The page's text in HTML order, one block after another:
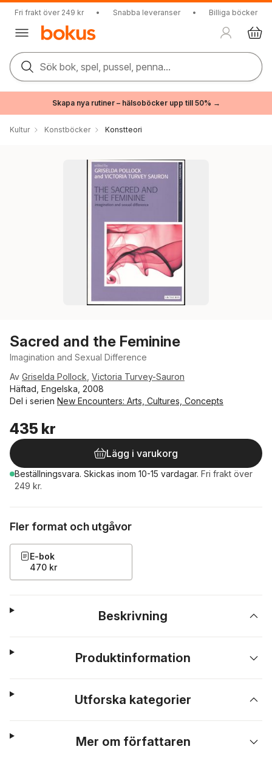
Fri frakt över 249 kr • Snabba leveranser • Billiga böcker
Sök bok, spel, pussel, penna...
Skapa nya rutiner – hälsoböcker upp till 50% →
Kultur Konstböcker Konstteori
Sacred and the Feminine
Imagination and Sexual Difference
Av Griselda Pollock Victoria Turvey-Sauron
Häftad, Engelska, 2008
Del i serien New Encounters: Arts, Cultures, Concepts
435 kr
Lägg i varukorg
Beställningsvara. Skickas inom 10-15 vardagar. Fri frakt över
249 kr.
Fler format och utgåvor
E-bok
470 kr
Beskrivning
Produktinformation
Utforska kategorier
Mer om författaren